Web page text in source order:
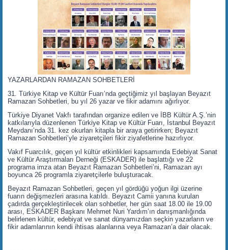
YAZARLARDAN RAMAZAN SOHBETLERİ
31. Türkiye Kitap ve Kültür Fuarı’nda geçtiğimiz yıl başlayan Beyazıt
Ramazan Sohbetleri, bu yıl 26 yazar ve fikir adamını ağırlıyor.
Türkiye Diyanet Vakfı tarafından organize edilen ve İBB Kültür A.Ş.’nin
katkılarıyla düzenlenen Türkiye Kitap ve Kültür Fuarı, İstanbul Beyazıt
Meydanı’nda 31. kez okurları kitapla bir araya getirirken; Beyazıt
Ramazan Sohbetleri’yle ziyaretçileri fikir ziyafetlerine hazırlıyor.
Vakıf Fuarcılık, geçen yıl kültür etkinlikleri kapsamında Edebiyat Sanat
ve Kültür Araştırmaları Derneği (ESKADER) ile başlattığı ve 22
programa imza atan Beyazıt Ramazan Sohbetleri’ni, Ramazan ayı
boyunca 26 programla ziyaretçilerle buluşturacak.
Beyazıt Ramazan Sohbetleri, geçen yıl gördüğü yoğun ilgi üzerine
fuarın değişmezleri arasına katıldı. Beyazıt Camii yanına kurulan
çadırda gerçekleştirilecek olan sohbetler, her gün saat 18.00 ile 19.00
arası, ESKADER Başkanı Mehmet Nuri Yardım’ın danışmanlığında
belirlenen kültür, edebiyat ve sanat dünyamızdan seçkin yazarların ve
fikir adamlarının kendi ihtisas alanlarına veya Ramazan’a dair olacak.